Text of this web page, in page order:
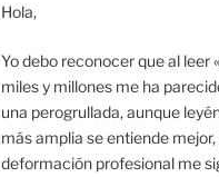
Hola,
Yo debo reconocer que al leer
miles y millones me ha
una perogrullada, aunque
más amplia se entiende
deformación profesional me